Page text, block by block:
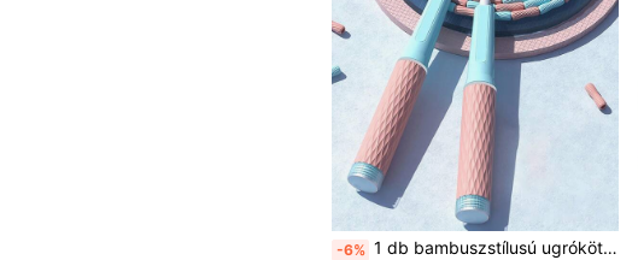
-6% 1 db bambuszstílusú ugrókötél, csavarodásgátló állítható fitness ugrókötél puha gyöngysegmentszekkel, nem csavarodik, nőknek és férfiaknak is alkalmas, gyors ugráshoz, edzéshez, sporthoz és női edzéshez